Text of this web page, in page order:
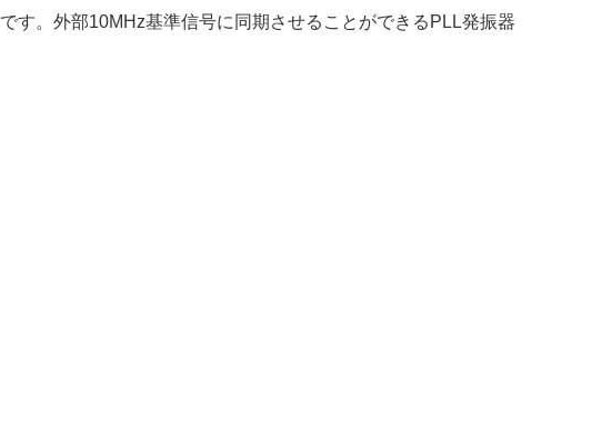
す。外部10MHz基準信号に同期させることができるPLL発振器